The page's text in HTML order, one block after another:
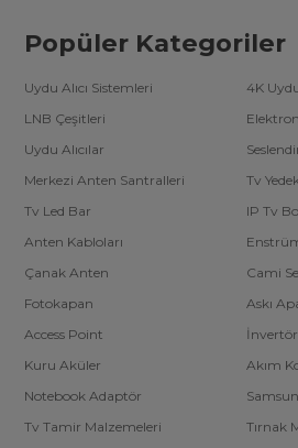
Popüler Kategoriler
Uydu Alıcı Sistemleri
4K
LNB Çeşitleri
Uydu Alıcılar
Merkezi Anten Santralleri
Tv
Tv Led Bar
IP Tv
Anten Kabloları
Çanak Anten
Cami
Fotokapan
Askı
Access Point
Kuru Aküler
Akım
Notebook Adaptör
Tv Tamir Malzemeleri
Tırnak